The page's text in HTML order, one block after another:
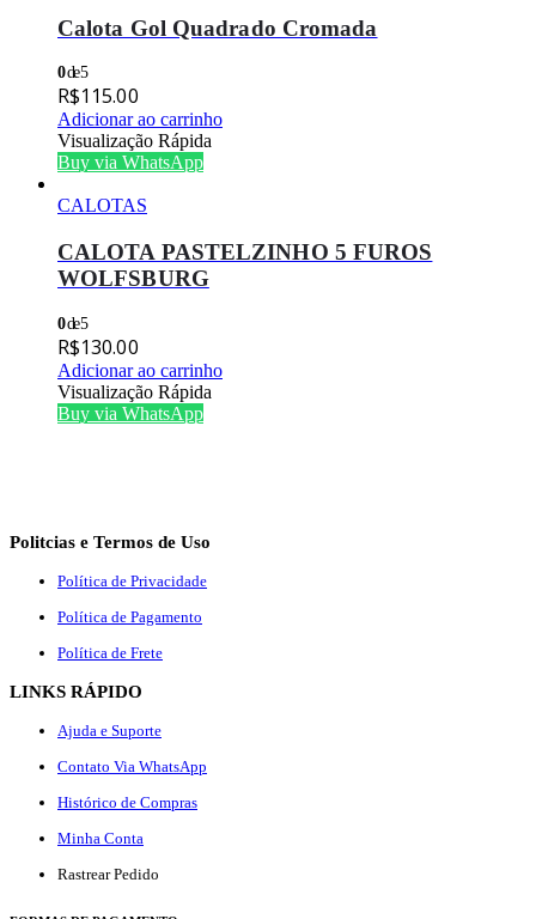
Calota Gol Quadrado Cromada
0de 5
R$115.00
Adicionar ao carrinho
Visualização Rápida
Buy via WhatsApp
CALOTAS
CALOTA PASTELZINHO 5 FUROS
WOLFSBURG
0de 5
R$130.00
Adicionar ao carrinho
Visualização Rápida
Buy via WhatsApp
Politcias e Termos de Uso
Política de Privacidade
Política de Pagamento
Política de Frete
LINKS RÁPIDO
Ajuda e Suporte
Contato Via WhatsApp
Histórico de Compras
Minha Conta
Rastrear Pedido